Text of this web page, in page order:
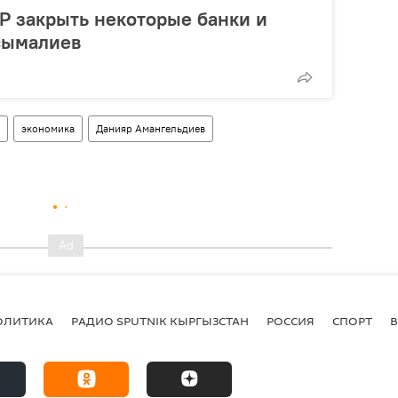
закрыть некоторые банки и
экономика Данияр Амангельдиев
РАДИО SPUTNIK КЫРГЫЗСТАН РОССИЯ СПОРТ